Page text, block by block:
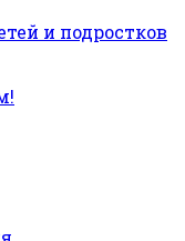
и подростков